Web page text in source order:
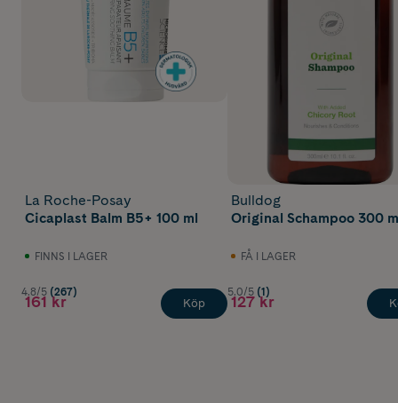
La Roche-Posay
Cicaplast Balm B5+ 100 ml
FINNS I LAGER
4.8/5 (267)
161 kr Köp
Bulldog
Original Schampoo 300
FÅ I LAGER
5.0/5 (1)
127 kr